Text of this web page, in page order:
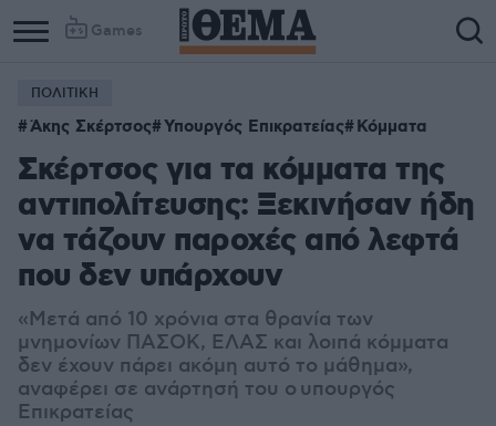
Games
ΠΟΛΙΤΙΚΗ
Άκης Σκέρτσος Υπουργός Επικρατείας Κόμματα
Σκέρτσος για τα κόμματα της
αντιπολίτευσης: Ξεκινήσαν ήδη
να τάζουν παροχές από λεφτά
που δεν υπάρχουν
«Μετά από 10 χρόνια στα θρανία των
μνημονίων ΠΑΣΟΚ, ΕΛΑΣ και λοιπά κόμματα
δεν έχουν πάρει ακόμη αυτό το μάθημα»,
αναφέρει σε ανάρτησή του ο υπουργός
Επικρατείας